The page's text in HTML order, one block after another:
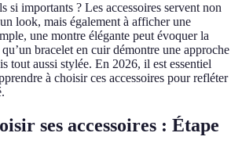
si importants ? Les accessoires servent non
look, mais également à afficher une
une montre élégante peut évoquer la
bracelet en cuir démontre une approche
tout aussi stylée. En 2026, il est essentiel
à choisir ces accessoires pour refléter
ses accessoires : Étape